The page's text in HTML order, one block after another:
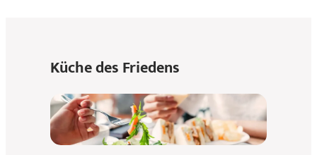
Küche des Friedens